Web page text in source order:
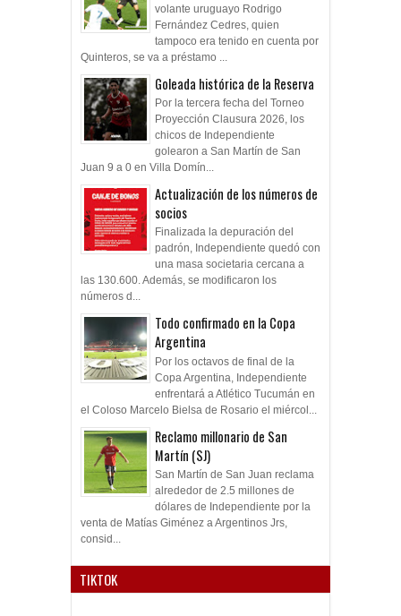
volante uruguayo Rodrigo
Fernández Cedres, quien
tampoco era tenido en cuenta por
Quinteros, se va a préstamo ...
Goleada histórica de la Reserva
Por la tercera fecha del Torneo
Proyección Clausura 2026, los
chicos de Independiente
golearon a San Martín de San
Juan 9 a 0 en Villa Domín...
Actualización de los números de
socios
Finalizada la depuración del
padrón, Independiente quedó con
una masa societaria cercana a
las 130.600. Además, se modificaron los
números d...
Todo confirmado en la Copa
Argentina
Por los octavos de final de la
Copa Argentina, Independiente
enfrentará a Atlético Tucumán en
el Coloso Marcelo Bielsa de Rosario el miércol...
Reclamo millonario de San
Martín (SJ)
San Martín de San Juan reclama
alrededor de 2.5 millones de
dólares de Independiente por la
venta de Matías Giménez a Argentinos Jrs,
consid...
TIKTOK